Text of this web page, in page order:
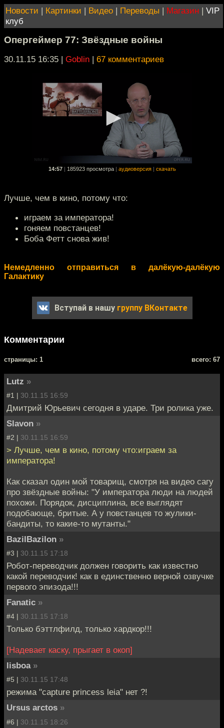
Новости | Картинки | Видео | Переводы | Магазин | VIP
клуб
Опергеймер 77: Звёздные войны
30.11.15 16:35 | Goblin | 67 комментариев
14:57 185923 просмотра аудиоверсия скачать
Лучше, чем в кино, потому что:
играем за императора!
гоняем повстанцев!
Боба Фетт снова жив!
Немедленно отправиться в далёкую-далёкую
Галактику
Вступай в нашу группу ВКонтакте
Комментарии
cтраницы: 1 всего: 67
Lutz »
#1 | 30.11.15 16:59
Дмитрий Юрьевич сегодня в ударе. Три ролика уже.
Slavon »
#2 | 30.11.15 16:59
> Лучше, чем в кино, потому что:играем за
императора!
Как сказал один мой товарищ, смотря на видео сагу
про звёздные войны: "У императора люди на людей
похожи. Порядок, дисциплина, все выглядят
подобающе, бритые. А у повстанцев то жулики-
бандиты, то какие-то мутанты."
BazilBazilon »
#3 | 30.11.15 17:18
Робот-переводчик должен говорить как известно
какой переводчик! как в единственно верной озвучке
первого эпизода!!!
Fanatic »
#4 | 30.11.15 17:18
Только бэттлфилд, только хардкор!!!
[Надевает каску, прыгает в окоп]
lisboa »
#5 | 30.11.15 17:48
режима "capture princess leia" нет ?!
Ursus arctos »
#6 | 30.11.15 18:26